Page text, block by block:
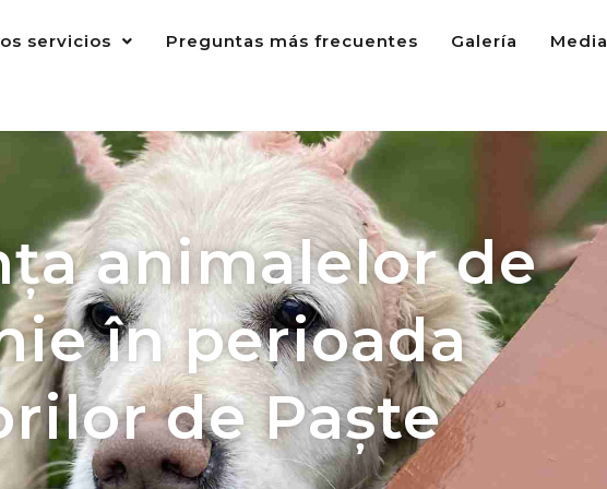
servicios Preguntas más frecuentes Galería Media
animalelor de
în perioada
de Paște